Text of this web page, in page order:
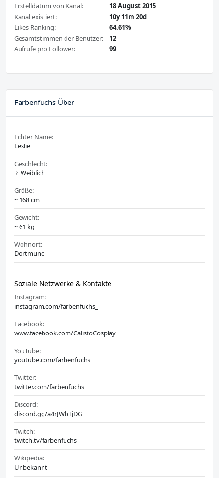
Erstelldatum von Kanal:
18 August 2015
Kanal existiert:
10y 11m 20d
Likes Ranking:
64.61%
Gesamtstimmen der Benutzer:
12
Aufrufe pro Follower:
99
Farbenfuchs Über
Echter Name:
Leslie
Geschlecht:
♀️ Weiblich
Größe:
~ 168 cm
Gewicht:
~ 61 kg
Wohnort:
Dortmund
Soziale Netzwerke & Kontakte
Instagram:
instagram.com/farbenfuchs_
Facebook:
www.facebook.com/CalistoCosplay
YouTube:
youtube.com/farbenfuchs
Twitter:
twitter.com/farbenfuchs
Discord:
discord.gg/a4rJWbTjDG
Twitch:
twitch.tv/farbenfuchs
Wikipedia:
Unbekannt